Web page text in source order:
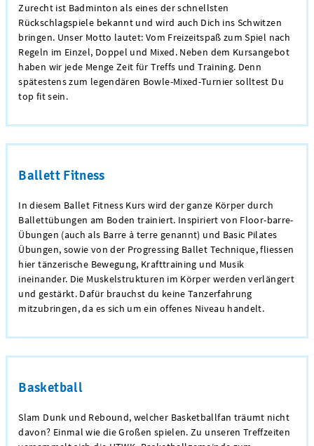
Zurecht ist Badminton als eines der schnellsten
Rückschlagspiele bekannt und wird auch Dich ins Schwitzen
bringen. Unser Motto lautet: Vom Freizeitspaß zum Spiel nach
Regeln im Einzel, Doppel und Mixed. Neben dem Kursangebot
haben wir jede Menge Zeit für Treffs und Training. Denn
spätestens zum legendären Bowle-Mixed-Turnier solltest Du
top fit sein.
Ballett Fitness
In diesem Ballet Fitness Kurs wird der ganze Körper durch
Ballettübungen am Boden trainiert. Inspiriert von Floor-barre-
Übungen (auch als Barre à terre genannt) und Basic Pilates
Übungen, sowie von der Progressing Ballet Technique, fliessen
hier tänzerische Bewegung, Krafttraining und Musik
ineinander. Die Muskelstrukturen im Körper werden verlängert
und gestärkt. Dafür brauchst du keine Tanzerfahrung
mitzubringen, da es sich um ein offenes Niveau handelt.
Basketball
Slam Dunk und Rebound, welcher Basketballfan träumt nicht
davon? Einmal wie die Großen spielen. Zu unseren Treffzeiten